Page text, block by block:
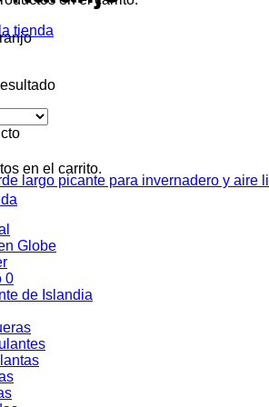
tienda
en el carrito.
largo picante para invernadero y aire
Globe
0
de Islandia